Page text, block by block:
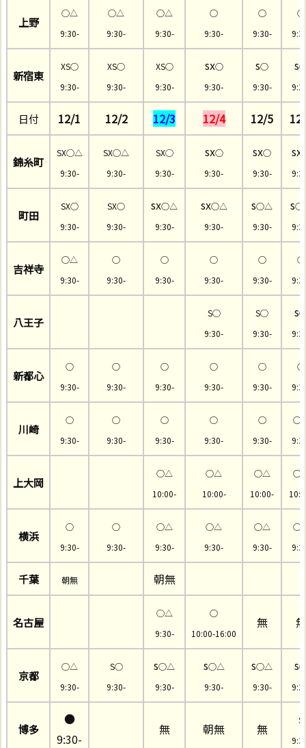
上野
◯△
9:30-
◯△
9:30-
○△
9:30-
○
9:30-
○
9:30-
○
新宿東
XS○
9:30-
XS○
9:30-
XS○
9:30-
sx○
9:30-
s○
9:30-
s
日付 12/1 12/2 12/3 12/4 12/5
錦糸町
SX◯△
9:30-
SX◯△
9:30-
SX◯
9:30-
sx○
9:30-
sx○
9:30-
sx
町田
SX○
9:30-
SX○
9:30-
sx○△
9:30-
sx○△
9:30-
s○△
9:30-
s
吉祥寺
○△
9:30-
○
9:30-
○
9:30-
○
9:30-
○
9:30-
○
八王子
S◯
9:30-
S◯
9:30-
s
新都心
○
9:30-
○
9:30-
○
9:30-
○
9:30-
◯
9:30-
○
川崎
○
9:30-
○
9:30-
○
9:30-
○
9:30-
○
9:30-
上大岡
○△
10:00-
○△
10:00-
○△
10:00-
横浜
○
9:30-
○
9:30-
○△
9:30-
○△
9:30-
○△
9:30-
千葉 朝無 朝無
名古屋
◯△
9:30-
○
10:00-16:00
無 無
京都
◯△
9:30-
S○
9:30-
s○△
9:30-
s○△
9:30-
s○△
9:30-
s
博多
●
9:30-
無 朝無 無
S